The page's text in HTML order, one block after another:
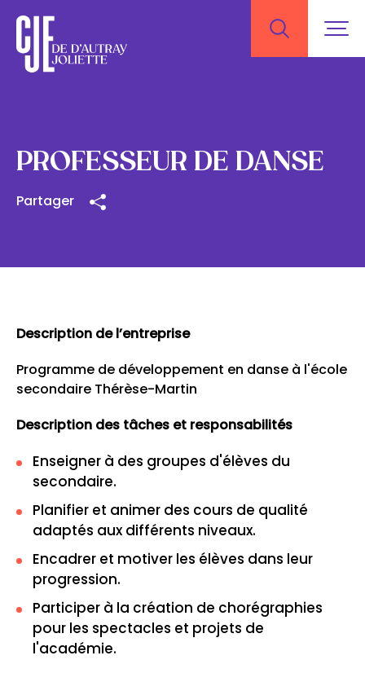
PROFESSEUR DE DANSE
Partager
Description de l’entreprise
Programme de développement en danse à l'école
secondaire Thérèse-Martin
Description des tâches et responsabilités
Enseigner à des groupes d'élèves du
secondaire.
Planifier et animer des cours de qualité
adaptés aux différents niveaux.
Encadrer et motiver les élèves dans leur
progression.
Participer à la création de chorégraphies
pour les spectacles et projets de
l'académie.